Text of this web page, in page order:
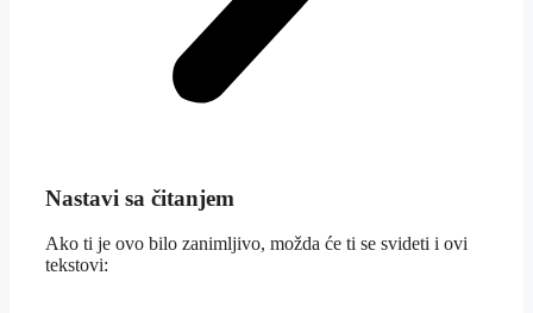
Nastavi sa čitanjem
Ako ti je ovo bilo zanimljivo, možda će ti se svideti i ovi
tekstovi: